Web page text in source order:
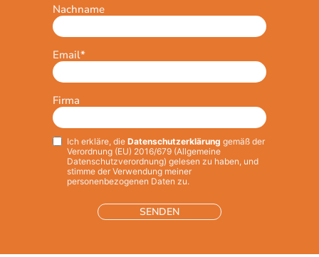
Nachname
Email*
Firma
Privacy*
Ich erkläre, die Datenschutzerklärung gemäß der
Verordnung (EU) 2016/679 (Allgemeine
Datenschutzverordnung) gelesen zu haben, und
stimme der Verwendung meiner
personenbezogenen Daten zu.